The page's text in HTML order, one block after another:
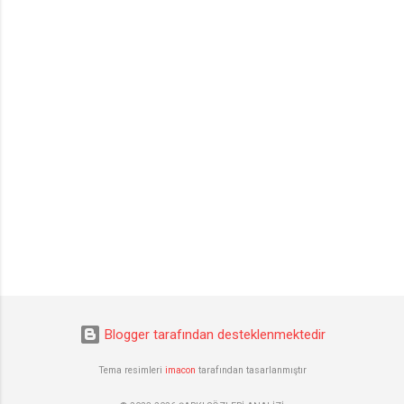
Blogger tarafından desteklenmektedir
Tema resimleri imacon tarafından tasarlanmıştır